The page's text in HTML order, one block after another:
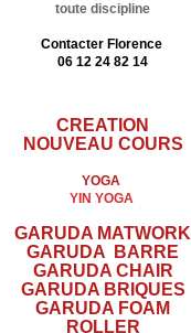
toute discipline
Contacter Florence
06 12 24 82 14
CREATION
NOUVEAU COURS
YOGA
YIN YOGA
GARUDA MATWORK
GARUDA BARRE
GARUDA CHAIR
GARUDA BRIQUES
GARUDA FOAM
ROLLER